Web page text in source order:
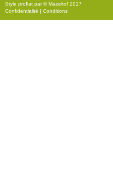
Style proflat par ©Mazeltof 2017
Confidentialité | Conditions